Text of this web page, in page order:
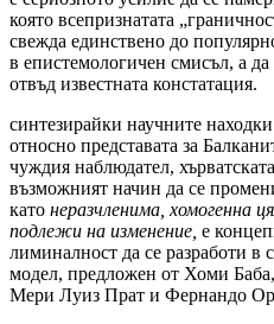
която всепризнатата
свежда единствено до
в епистемологичен смисъл, а
отвъд известната констатация.
синтезирайки научните
относно представата за
чуждия наблюдател,
възможният начин да се
като неразчленима, хомогенна
подлежи на изменение, е
лиминалност да се разработи в
модел, предложен от Хоми
Мери Луиз Прат и Фернандо